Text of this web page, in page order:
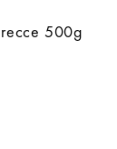
500g